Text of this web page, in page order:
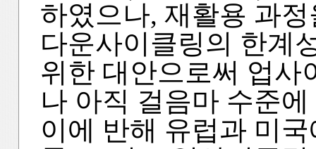
하였으나, 재활용 과
다운사이클링의 한계
위한 대안으로써 업사
나 아직 걸음마 수준에
이에 반해 유럽과 미